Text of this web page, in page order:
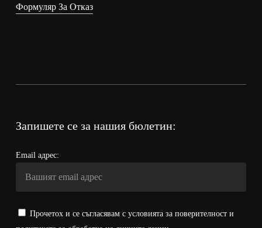
Формуляр За Отказ
Запишете се за нашия бюлетин:
Email адрес:
Прочетох и се съгласявам с условията за поверителност и